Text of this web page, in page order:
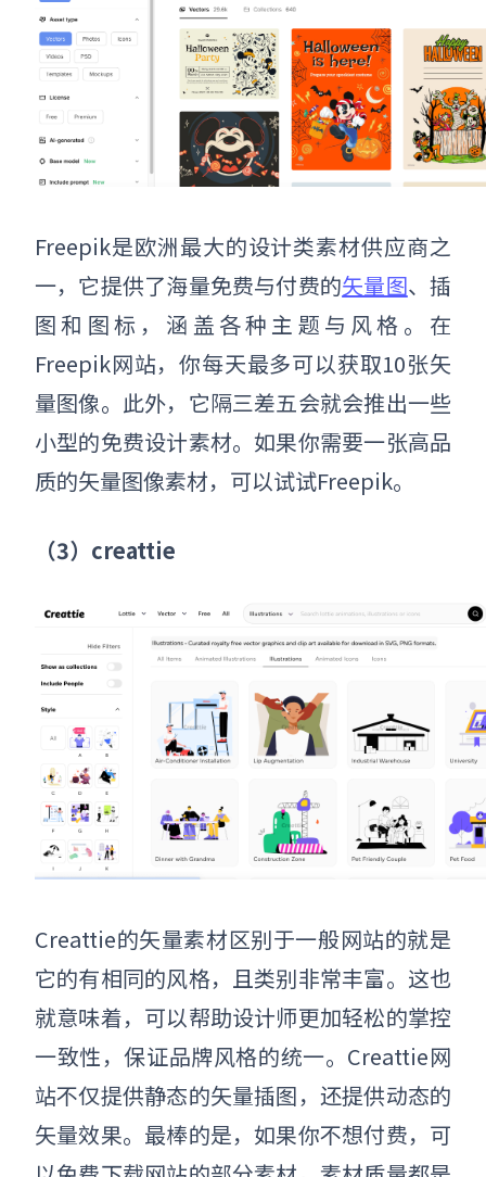
Freepik是欧洲最大的设计类素材供应商之
一，它提供了海量免费与付费的矢量图、插
图和图标，涵盖各种主题与风格。在
Freepik网站，你每天最多可以获取10张矢
量图像。此外，它隔三差五会就会推出一些
小型的免费设计素材。如果你需要一张高品
质的矢量图像素材，可以试试Freepik。
（3）creattie
Creattie的矢量素材区别于一般网站的就是
它的有相同的风格，且类别非常丰富。这也
就意味着，可以帮助设计师更加轻松的掌控
一致性，保证品牌风格的统一。Creattie网
站不仅提供静态的矢量插图，还提供动态的
矢量效果。最棒的是，如果你不想付费，可